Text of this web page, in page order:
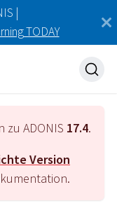
|
TODAY
zu ADONIS 17.4.
Version